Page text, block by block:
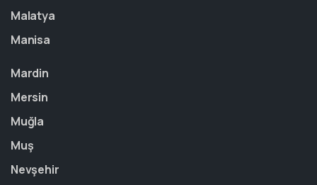
Malatya
Manisa
Mardin
Mersin
Muğla
Muş
Nevşehir